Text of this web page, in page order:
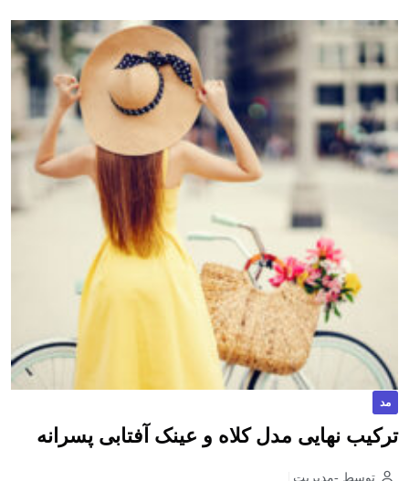
مد
ترکیب نهایی مدل کلاه و عینک آفتابی پسرانه
توسط -مدیریت